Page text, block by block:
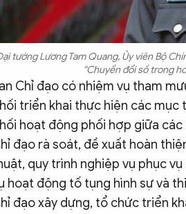
tướng Lương Tam Quang, Ủy viên Bộ
“Chuyển đổi số trong
Chỉ đạo có nhiệm vụ tham
triển khai thực hiện các mục
hoạt động phối hợp giữa các
đạo rà soát, đề xuất hoàn
quy trình nghiệp vụ phục
hoạt động tố tụng hình sự và
đạo xây dựng, tổ chức triển